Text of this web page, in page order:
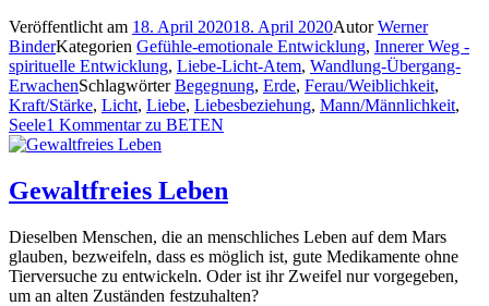
Veröffentlicht am 18. April 202018. April 2020AutorWerner
BinderKategorien Gefühle-emotionale Entwicklung, Innerer Weg -
spirituelle Entwicklung, Liebe-Licht-Atem, Wandlung-Übergang-
ErwachenSchlagwörterBegegnung, Erde, Ferau/Weiblichkeit,
Kraft/Stärke, Licht, Liebe, Liebesbeziehung, Mann/Männlichkeit,
Seele1 Kommentarzu BETEN
Gewaltfreies Leben
Dieselben Menschen, die an menschliches Leben auf dem Mars
glauben, bezweifeln, dass es möglich ist, gute Medikamente ohne
Tierversuche zu entwickeln. Oder ist ihr Zweifel nur vorgegeben,
um an alten Zuständen festzuhalten?